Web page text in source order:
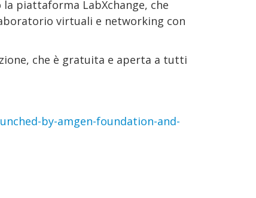
piattaforma LabXchange, che
virtuali e networking con
che è gratuita e aperta a tutti
by-amgen-foundation-and-